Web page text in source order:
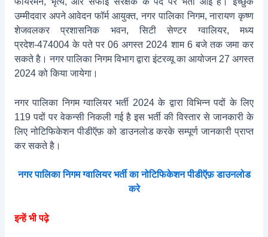
उम्मीदवार अपने आवेदन फॉर्म आयुक्त, नगर पालिका निगम, नारायण कृष्ण
शेजवलकर प्रशासनिक भवन, सिटी सेण्टर ग्वालियर, मध्य
प्रदेश-474004 के पते पर 06 अगस्त 2024 शाम 6 बजे तक जमा कर
सकते है। नगर पालिका निगम विभाग द्वारा इंटरव्यू का आयोजन 27 अगस्त
2024 को किया जायेगा।
नगर पालिका निगम ग्वालियर भर्ती 2024 के द्वारा विभिन्न पदों के लिए
119 पदों पर वेकन्सी निकली गई है इस भर्ती की विस्तार से जानकारी के
लिए नोटिफिकेशन पीडीऍफ़ को डाउनलोड करके सम्पूर्ण जानकारी प्राप्त
कर सकते है।
नगर पालिका निगम ग्वालियर भर्ती का नोटिफिकेशन पीडीऍफ़ डाउनलोड
करे
इन्हें भी पढ़े